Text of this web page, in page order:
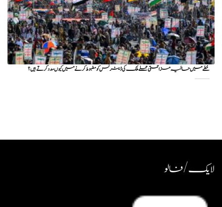
خطے میں حالیہ مزاحمتی حملے ملک کی ڈیٹرنس کو مضبوط کرنے میں کیوں مدد کرتے ہیں؟
لایک / فالو